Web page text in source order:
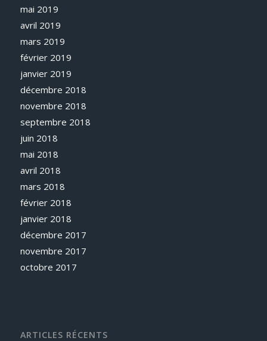
mai 2019
avril 2019
mars 2019
février 2019
janvier 2019
décembre 2018
novembre 2018
septembre 2018
juin 2018
mai 2018
avril 2018
mars 2018
février 2018
janvier 2018
décembre 2017
novembre 2017
octobre 2017
ARTICLES RÉCENTS